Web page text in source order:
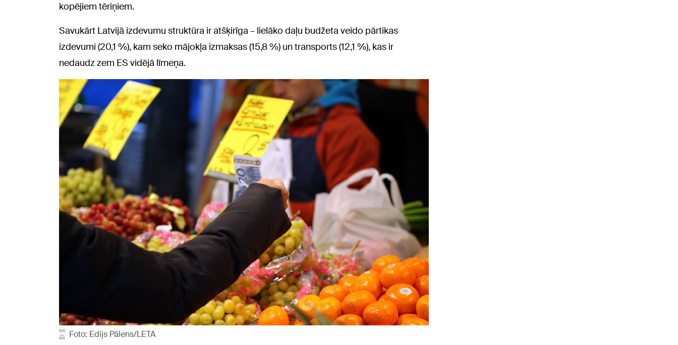
kopējiem tēriņiem.
Savukārt Latvijā izdevumu struktūra ir atšķirīga – lielāko daļu budžeta veido pārtikas
izdevumi (20,1 %), kam seko mājokļa izmaksas (15,8 %) un transports (12,1 %), kas ir
nedaudz zem ES vidējā līmeņa.
Foto: Edijs Pālens/LETA